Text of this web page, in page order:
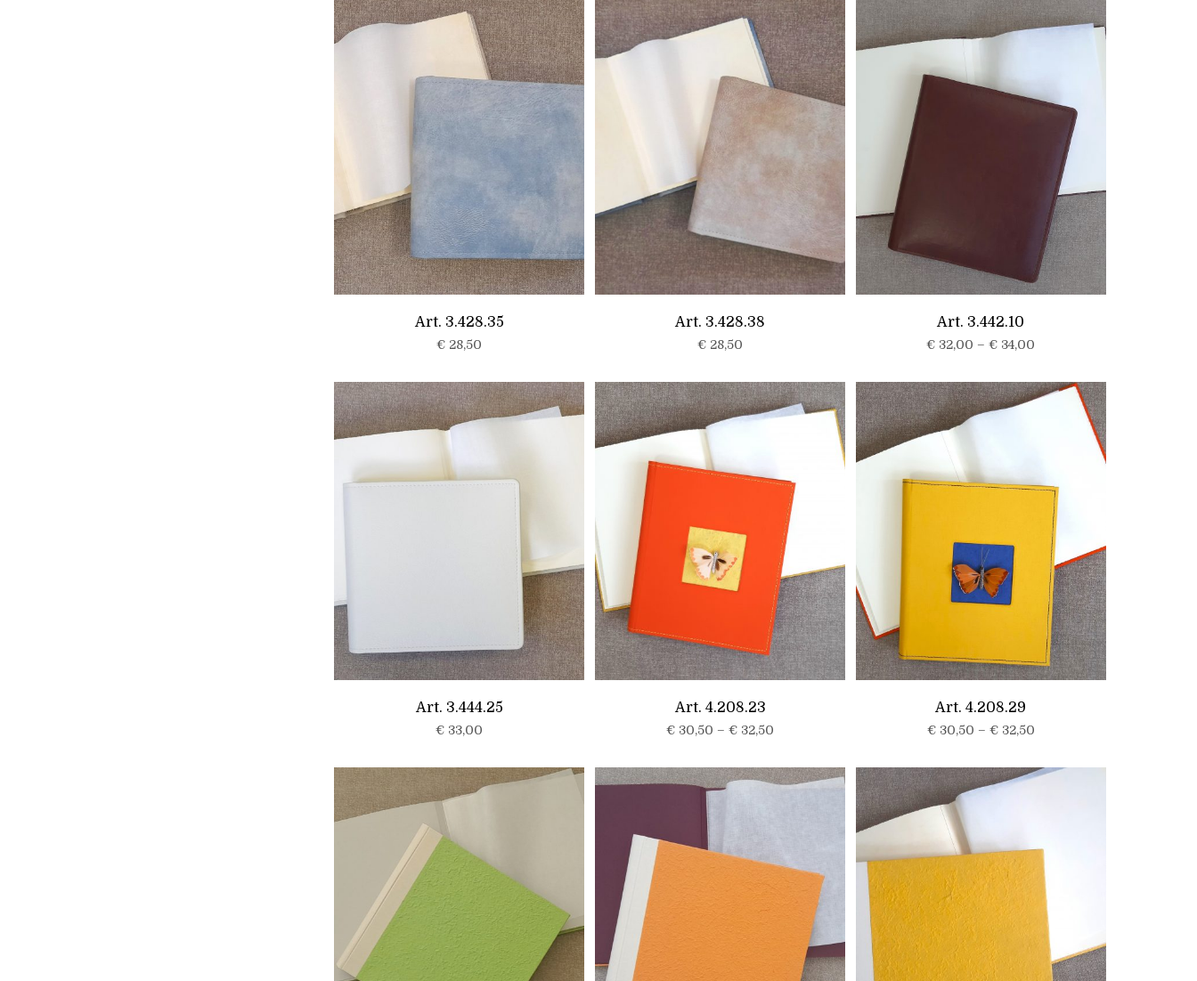
Art. 3.428.35
€ 28,50
Art. 3.428.38
€ 28,50
Art. 3.442.10
€ 32,00 –€ 34,00
Art. 3.444.25
€ 33,00
Art. 4.208.23
€ 30,50 –€ 32,50
Art. 4.208.29
€30,50 – €32,50